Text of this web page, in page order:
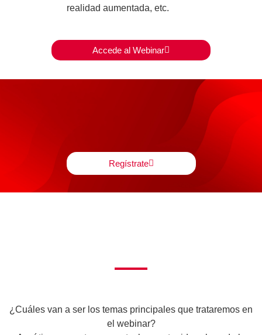
realidad aumentada, etc.
Accede al Webinar
Regístrate
¿Cuáles van a ser los temas principales que trataremos en
el webinar?